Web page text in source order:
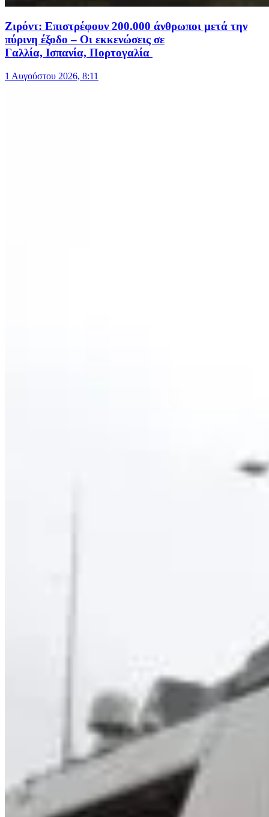
Ζιρόντ: Επιστρέφουν 200.000 άνθρωποι μετά την
πύρινη έξοδο – Οι εκκενώσεις σε
Γαλλία, Ισπανία, Πορτογαλία
1 Αυγούστου 2026, 8:11